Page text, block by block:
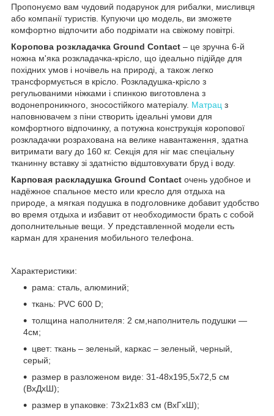
Пропонуємо вам чудовий подарунок для рибалки, мисливця
або компанії туристів. Купуючи цю модель, ви зможете
комфортно відпочити або подрімати на свіжому повітрі.
Коропова розкладачка Ground Contact – це зручна 6-й
ножна м'яка розкладачка-крісло, що ідеально підійде для
похідних умов і ночівель на природі, а також легко
трансформується в крісло. Розкладушка-крісло з
регульованими ніжками і спинкою виготовлена з
водонепроникного, зносостійкого матеріалу. Матрац з
наповнювачем з піни створить ідеальні умови для
комфортного відпочинку, а потужна конструкція коропової
розкладачки розрахована на велике навантаження, здатна
витримати вагу до 160 кг. Секція для ніг має спеціальну
тканинну вставку зі здатністю відштовхувати бруд і воду.
Карповая раскладушка Ground Contact очень удобное и
надёжное спальное место или кресло для отдыха на
природе, а мягкая подушка в подголовнике добавит удобство
во время отдыха и избавит от необходимости брать с собой
дополнительные вещи. У представленной модели есть
карман для хранения мобильного телефона.
Характеристики:
рама: сталь, алюминий;
ткань: PVC 600 D;
толщина наполнителя: 2 см,наполнитель подушки —
4см;
цвет: ткань – зеленый, каркас – зеленый, черный,
серый;
размер в разложеном виде: 31-48х195,5х72,5 см
(ВхДхШ);
размер в упаковке: 73х21х83 см (ВхГхШ);